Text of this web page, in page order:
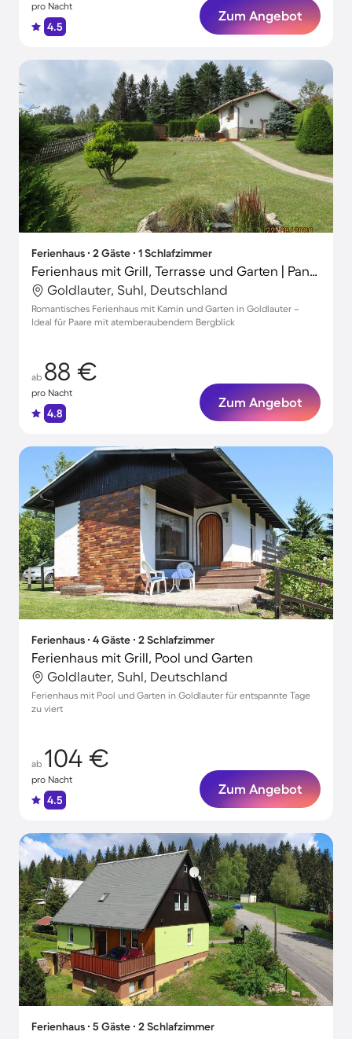
pro Nacht
4.5
Zum Angebot
Ferienhaus ∙ 2 Gäste ∙ 1 Schlafzimmer
Ferienhaus mit Grill, Terrasse und Garten | Panoramablick
Goldlauter, Suhl, Deutschland
Romantisches Ferienhaus mit Kamin und Garten in Goldlauter –
Ideal für Paare mit atemberaubendem Bergblick
ab 88 €
pro Nacht
4.8
Zum Angebot
Ferienhaus ∙ 4 Gäste ∙ 2 Schlafzimmer
Ferienhaus mit Grill, Pool und Garten
Goldlauter, Suhl, Deutschland
Ferienhaus mit Pool und Garten in Goldlauter für entspannte Tage
zu viert
ab 104 €
pro Nacht
4.5
Zum Angebot
Ferienhaus ∙ 5 Gäste ∙ 2 Schlafzimmer